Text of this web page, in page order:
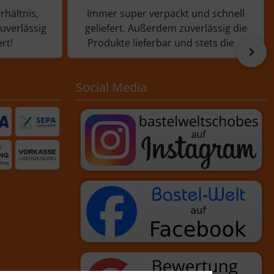
Immer super verpackt und schnell
geliefert. Außerdem zuverlässig die
Produkte lieferbar und stets die ...
vor
Social Media